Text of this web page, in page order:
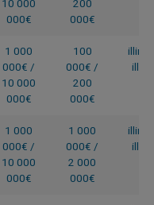
10 000
000€
200
000€
1 000
000€ /
10 000
000€
100
000€ /
200
000€
1 000
000€ /
10 000
000€
1 000
000€ /
2 000
000€